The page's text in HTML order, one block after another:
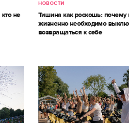
не
НОВОСТИ
Тишина как роскошь: почему
жизненно необходимо
возвращаться к себе